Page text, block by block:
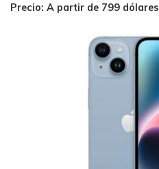
Precio: A partir de 799 dólares